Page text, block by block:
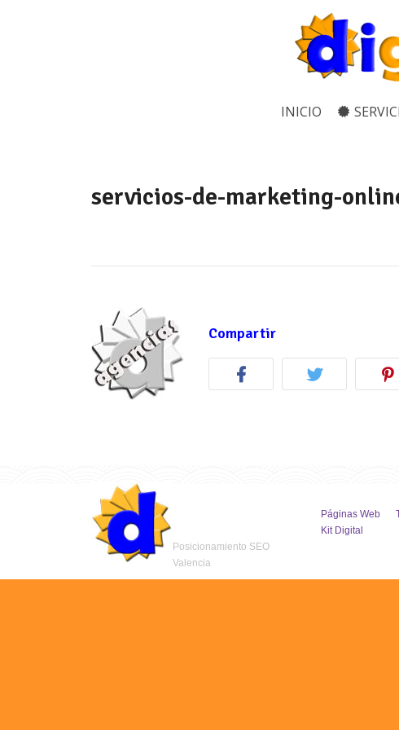
INICIO
servicios-de-marketing-
Compartir
Posicionamiento SEO
Valencia
Páginas Web
Kit Digital